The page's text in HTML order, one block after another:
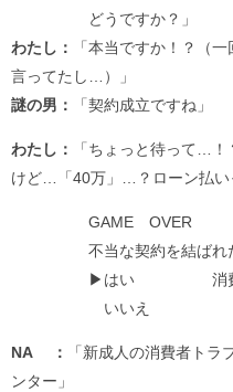
どうですか？」
わたし：
「本当ですか！？（
言ってたし…）」
謎の男：
「契約成立ですね」
わたし：
「ちょっと待って…
けど…「40万」…？ローン払い
GAME OVER
不当な契約を結ばれ
▶はい 消費者セン
いいえ
NA ：
「新成人の消費者ト
ンター」